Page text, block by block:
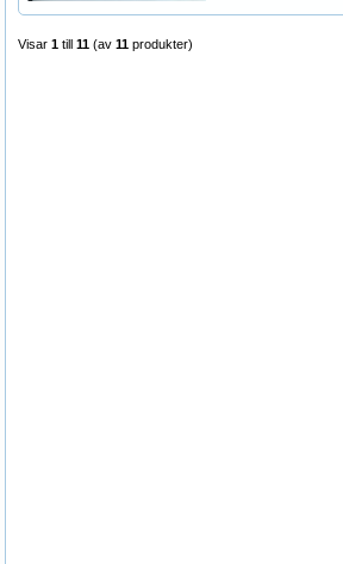
Visar 1 till 11 (av 11 produkter)